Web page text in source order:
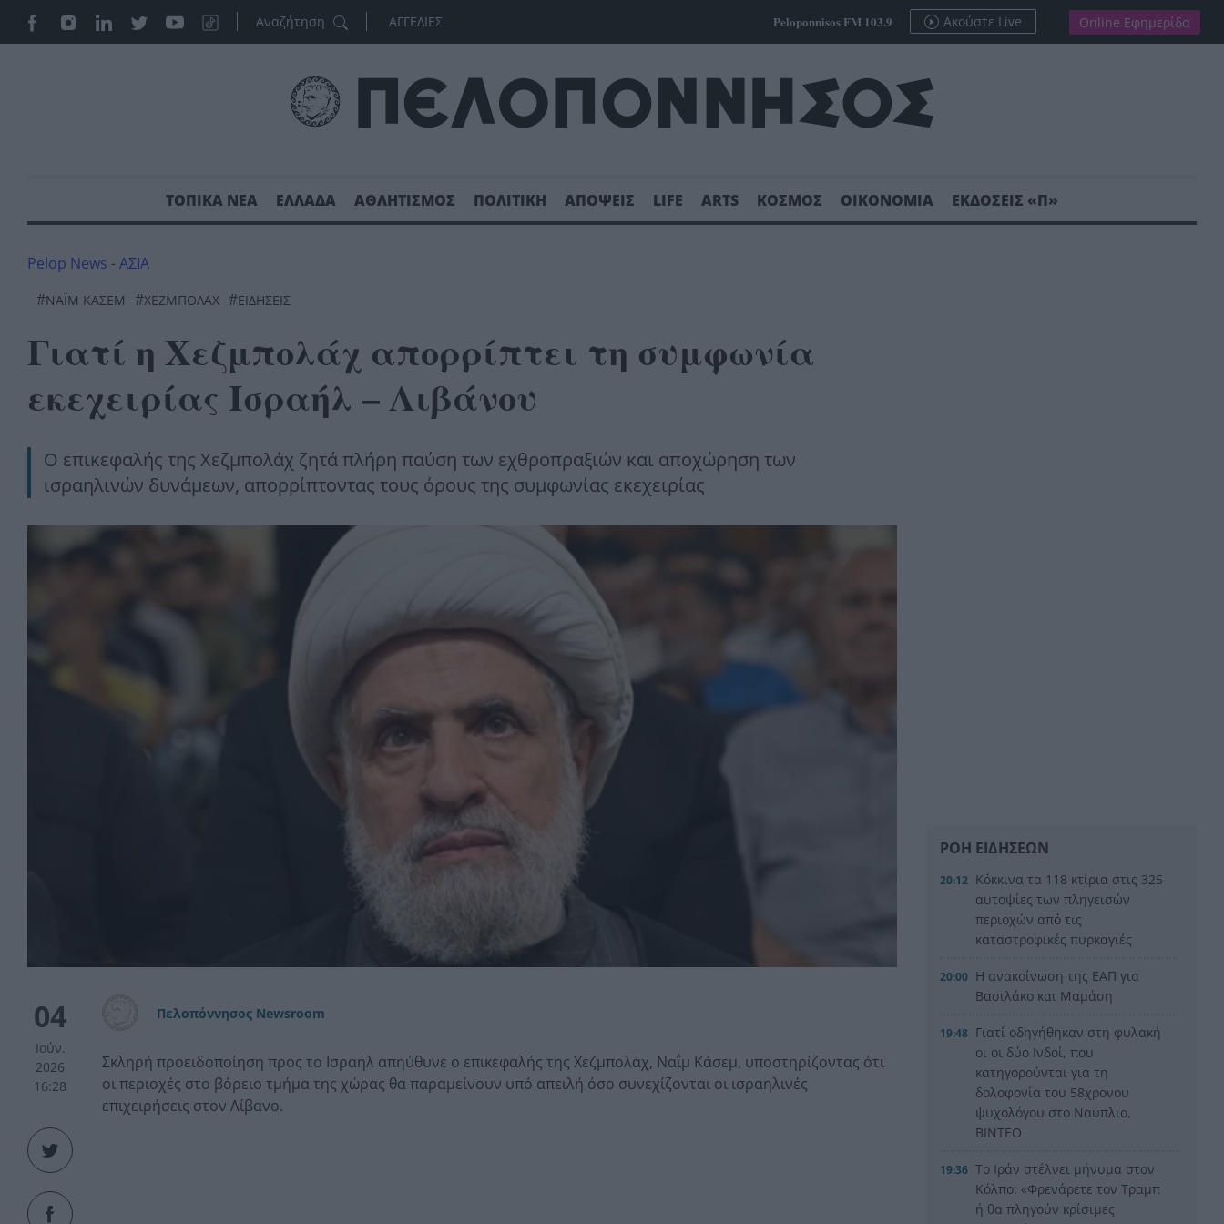
ΑΓΓΕΛΙΕΣ Peloponnisos FM 103.9 Ακούστε Live Online Εφημερίδα
ΤΟΠΙΚΑ ΝΕΑ ΕΛΛΑΔΑ ΑΘΛΗΤΙΣΜΟΣ ΠΟΛΙΤΙΚΗ ΑΠΟΨΕΙΣ LIFE ARTS ΚΟΣΜΟΣ ΟΙΚΟΝΟΜΙΑ ΕΚΔΟΣΕΙΣ «Π»
Pelop News -ΑΣΙΑ
#ΝΑΪ́Μ ΚΆΣΕΜ #ΧΕΖΜΠΟΛΆΧ #ΕΙΔΗΣΕΙΣ
Γιατί η Χεζμπολάχ απορρίπτει τη συμφωνία
εκεχειρίας Ισραήλ – Λιβάνου
Ο επικεφαλής της Χεζμπολάχ ζητά πλήρη παύση των εχθροπραξιών και αποχώρηση των
ισραηλινών δυνάμεων, απορρίπτοντας τους όρους της συμφωνίας εκεχειρίας
04
Ιούν.
2026
16:28
Πελοπόννησος Newsroom
Σκληρή προειδοποίηση προς το Ισραήλ απηύθυνε ο επικεφαλής της Χεζμπολάχ, Ναΐμ Κάσεμ, υποστηρίζοντας ότι
οι περιοχές στο βόρειο τμήμα της χώρας θα παραμείνουν υπό απειλή όσο συνεχίζονται οι ισραηλινές
επιχειρήσεις στον Λίβανο.
ΡΟΗ ΕΙΔΗΣΕΩΝ
20:12 Κόκκινα τα 118 κτίρια στις 325
αυτοψίες των πληγεισών
περιοχών από τις
καταστροφικές πυρκαγιές
20:00 Η ανακοίνωση της ΕΑΠ για
Βασιλάκο και Μαμάση
19:48 Γιατί οδηγήθηκαν στη φυλακή
οι οι δύο Ινδοί, που
κατηγορούνται για τη
δολοφονία του 58χρονου
ψυχολόγου στο Ναύπλιο,
ΒΙΝΤΕΟ
19:36 Το Ιράν στέλνει μήνυμα στον
Κόλπο: «Φρενάρετε τον Τραμπ
ή θα πληγούν κρίσιμες